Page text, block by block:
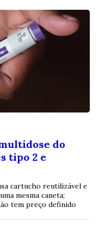
do
tipo 2 e
cartucho reutilizável e
mesma caneta;
tem preço definido